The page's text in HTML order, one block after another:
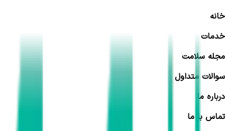
خانه
خدمات
مجله سلامت
سوالات متداول
درباره ما
تماس با ما